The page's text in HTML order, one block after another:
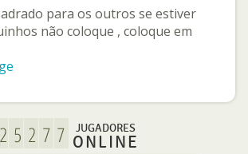
para os outros se estiver
não coloque , coloque em
JUGADORES
ONLINE